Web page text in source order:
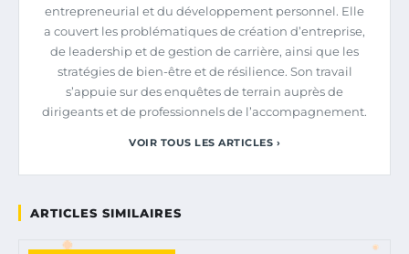
entrepreneurial et du développement personnel. Elle
a couvert les problématiques de création d’entreprise,
de leadership et de gestion de carrière, ainsi que les
stratégies de bien-être et de résilience. Son travail
s’appuie sur des enquêtes de terrain auprès de
dirigeants et de professionnels de l’accompagnement.
VOIR TOUS LES ARTICLES ›
ARTICLES SIMILAIRES